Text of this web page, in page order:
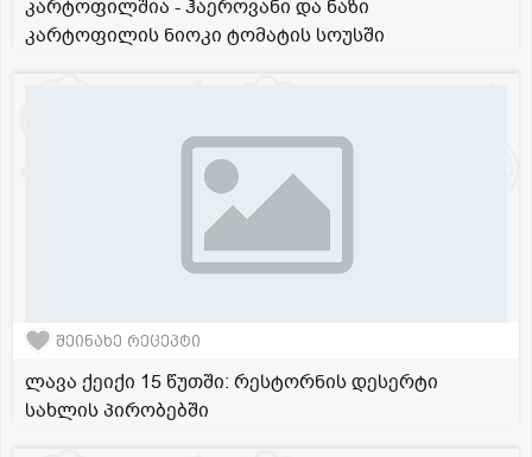
კარტოფილშია - ჰაეროვანი და ნაზი
კარტოფილის ნიოკი ტომატის სოუსში
შეინახე რეცეპტი
ლავა ქეიქი 15 წუთში: რესტორნის დესერტი
სახლის პირობებში